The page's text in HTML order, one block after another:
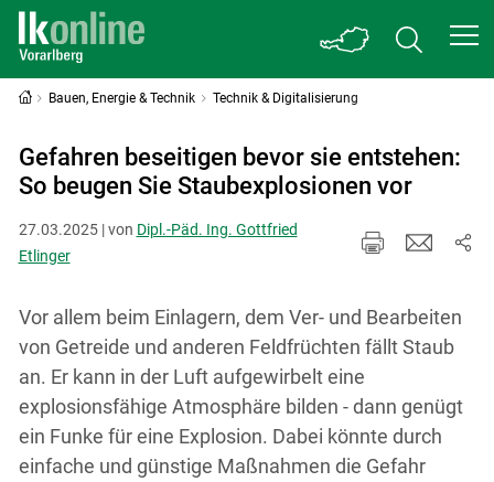
Bauen, Energie & Technik Technik & Digitalisierung
Gefahren beseitigen bevor sie entstehen:
So beugen Sie Staubexplosionen vor
27.03.2025 | von Dipl.-Päd. Ing. Gottfried
Etlinger
Vor allem beim Einlagern, dem Ver- und Bearbeiten
von Getreide und anderen Feldfrüchten fällt Staub
an. Er kann in der Luft aufgewirbelt eine
explosionsfähige Atmosphäre bilden - dann genügt
ein Funke für eine Explosion. Dabei könnte durch
einfache und günstige Maßnahmen die Gefahr